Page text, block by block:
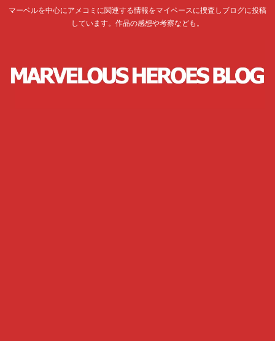
マーベルを中心にアメコミに関連する情報をマイペースに捜査しブログに投稿
しています。作品の感想や考察なども。